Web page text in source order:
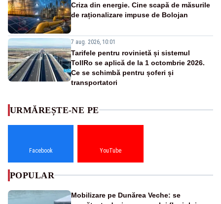
Criza din energie. Cine scapă de măsurile
de raționalizare impuse de Bolojan
7 aug. 2026, 10:01
Tarifele pentru rovinietă și sistemul
TollRo se aplică de la 1 octombrie 2026.
Ce se schimbă pentru șoferi și
transportatori
URMĂREȘTE-NE PE
Facebook YouTube
POPULAR
Mobilizare pe Dunărea Veche: se